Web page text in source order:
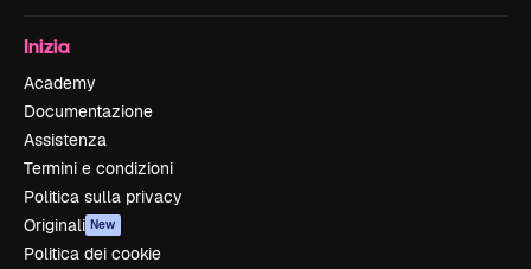
Inizia
Academy
Documentazione
Assistenza
Termini e condizioni
Politica sulla privacy
Originali New
Politica dei cookie